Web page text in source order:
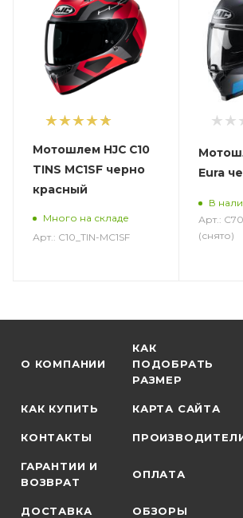
1
Мотошлем HJC C10
TINS MC1SF черно
красный
Много на складе
Арт.: C10_TIN-MC1SF
Eura
В
Арт.:
(снято)
О КОМПАНИИ
КАК
ПОДОБРАТЬ
РАЗМЕР
КАК КУПИТЬ КАРТА САЙТА
КОНТАКТЫ
ГАРАНТИИ И
ВОЗВРАТ
ОПЛАТА
ДОСТАВКА ОБЗОРЫ